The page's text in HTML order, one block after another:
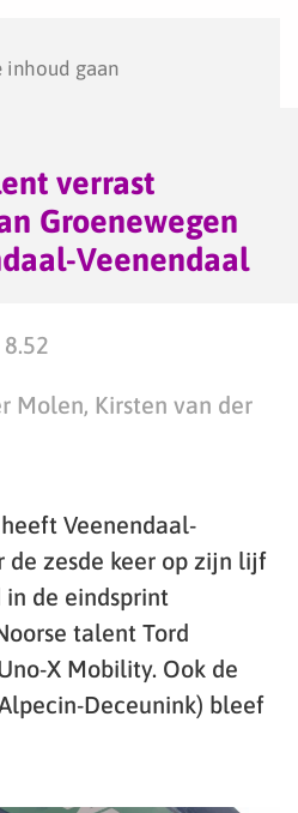
inhoud gaan
verrast
Groenewegen
Veenendaal
Molen, Kirsten van der
Veenendaal-
de zesde keer op zijn lijf
de eindsprint
talent Tord
X Mobility. Ook de
Deceunink) bleef